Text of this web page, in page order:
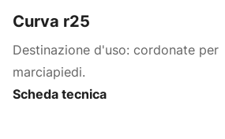
Curva r25
Destinazione d'uso: cordonate per
marciapiedi.
Scheda tecnica